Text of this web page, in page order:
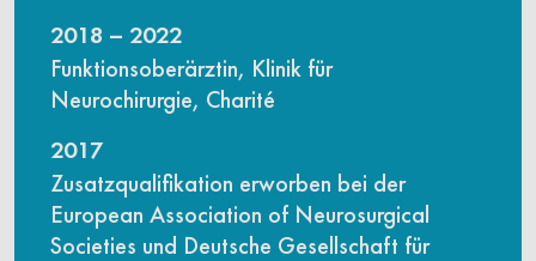
2018 – 2022
Funktionsoberärztin, Klinik für
Neurochirurgie, Charité
2017
Zusatzqualifikation erworben bei der
European Association of Neurosurgical
Societies und Deutsche Gesellschaft für